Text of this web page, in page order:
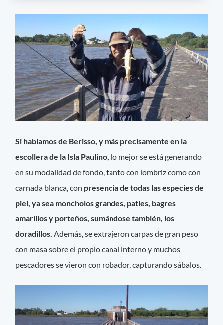
Si hablamos de Berisso, y más precisamente en la
escollera de la Isla Paulino, lo mejor se está generando
en su modalidad de fondo, tanto con lombriz como con
carnada blanca, con presencia de todas las especies de
piel, ya sea moncholos grandes, patíes, bagres
amarillos y porteños, sumándose también, los
doradillos. Además, se extrajeron carpas de gran peso
con masa sobre el propio canal interno y muchos
pescadores se vieron con robador, capturando sábalos.